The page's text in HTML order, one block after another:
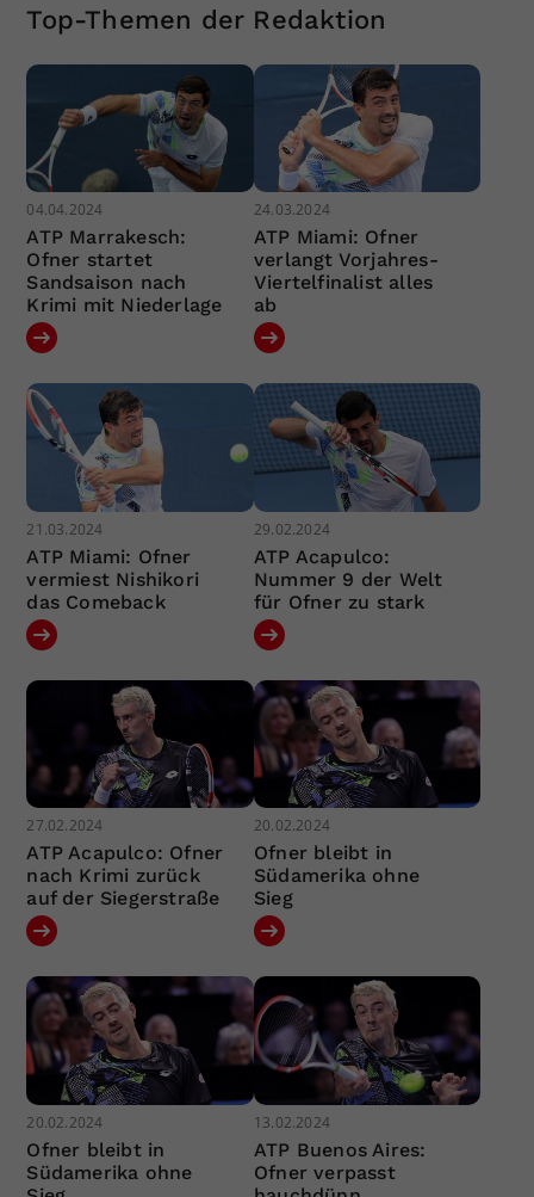
Top-Themen der Redaktion
04.04.2024
ATP Marrakesch:
Ofner startet
Sandsaison nach
Krimi mit Niederlage
24.03.2024
ATP Miami: Ofner
verlangt Vorjahres-
Viertelfinalist alles
ab
21.03.2024
ATP Miami: Ofner
vermiest Nishikori
das Comeback
29.02.2024
ATP Acapulco:
Nummer 9 der Welt
für Ofner zu stark
27.02.2024
ATP Acapulco: Ofner
nach Krimi zurück
auf der Siegerstraße
20.02.2024
Ofner bleibt in
Südamerika ohne
Sieg
20.02.2024
Ofner bleibt in
Südamerika ohne
13.02.2024
ATP Buenos Aires:
Ofner verpasst